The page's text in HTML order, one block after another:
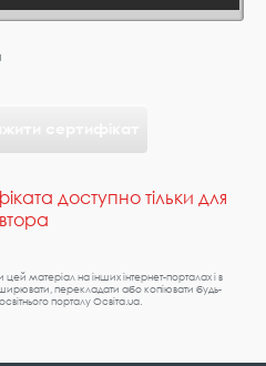
доступно тільки для
матеріал на інших інтернет-порталах і в
перекладати або копіювати будь-
порталу Освіта.ua.